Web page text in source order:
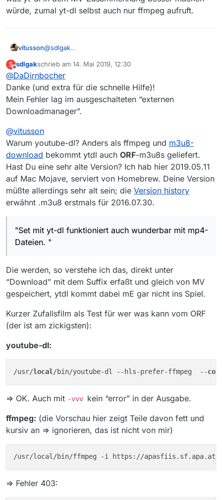
würde, zumal yt-dl selbst auch nur ffmpeg aufruft.
vitusson@sdlgak
erlaubt ist. Ein Set mit yt-dl funktioniert auch
wunderbar mit mp4-Dateien. Nur bei m3u8-Streams
hakt es, und das scheint ein Bug/Limit von yt-dl zu
sein.
Wenn ich den Verbose-Schalter -v einbaue, sehe ich
ERROR: fixed output name but more than one
dl aus einer batch Datei oder einem anderen
Programm und dem Escapen von Zeichen zu tun hat.
Ich bin gerade am experimentieren, aber habe auch
noch nicht herausgefunden an welchem Zeichen sich
das aufhängt.
S
Offline
sdlgakschrieb am 14. Mai 2019, 12:30
zuletzt editiert von
@DaDirnbocher
Danke (und extra für die schnelle Hilfe)!
Mein Fehler lag im ausgeschalteten “externen
Downloadmanager”.
@vitusson
Warum youtube-dl? Anders als ffmpeg und m3u8-
download bekommt ytdl auch ORF-m3u8s geliefert.
Hast Du eine sehr alte Version? Ich hab hier 2019.05.11
auf Mac Mojave, serviert von Homebrew. Deine Version
müßte allerdings sehr alt sein; die Version history
erwähnt .m3u8 erstmals für 2016.07.30.
"Set mit yt-dl funktioniert auch wunderbar mit mp4-
Dateien. "
Die werden, so verstehe ich das, direkt unter
“Download” mit dem Suffix erfaßt und gleich von MV
gespeichert, ytdl kommt dabei mE gar nicht ins Spiel.
Kurzer Zufallsfilm als Test für wer was kann vom ORF
(der ist am zickigsten):
youtube-dl:
/usr/local /bin/youtube-dl --hls-prefer-ffmpeg  --
=> OK. Auch mit -vvv kein “error” in der Ausgabe.
ffmpeg: (die Vorschau hier zeigt Teile davon fett und
kursiv an => ignorieren, das ist nicht von mir)
/usr/local/bin/ffmpeg -i https://apasfiis.sf.apa.at/ipad/
=> Fehler 403: